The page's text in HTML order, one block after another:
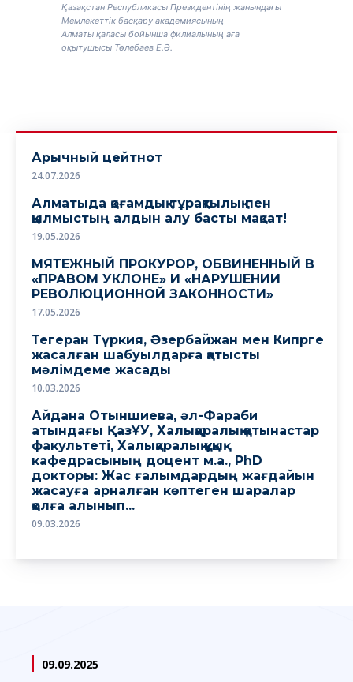
Қазақстан Республикасы Президентінің жанындағы
Мемлекеттік басқару академиясының
Алматы қаласы бойынша филиалының аға
оқытушысы Төлебаев Е.Ә.
Арычный цейтнот
24.07.2026
Алматыда қоғамдық тұрақтылық пен
қылмыстың алдын алу басты мақсат!
19.05.2026
МЯТЕЖНЫЙ ПРОКУРОР, ОБВИНЕННЫЙ В
«ПРАВОМ УКЛОНЕ» И «НАРУШЕНИИ
РЕВОЛЮЦИОННОЙ ЗАКОННОСТИ»
17.05.2026
Тегеран Түркия, Әзербайжан мен Кипрге
жасалған шабуылдарға қатысты
мәлімдеме жасады
10.03.2026
Айдана Отыншиева, әл-Фараби
атындағы ҚазҰУ, Халықаралық қатынастар
факультеті, Халықаралық құқық
кафедрасының доцент м.а., PhD
докторы: Жас ғалымдардың жағдайын
жасауға арналған көптеген шаралар
қолға алынып...
09.03.2026